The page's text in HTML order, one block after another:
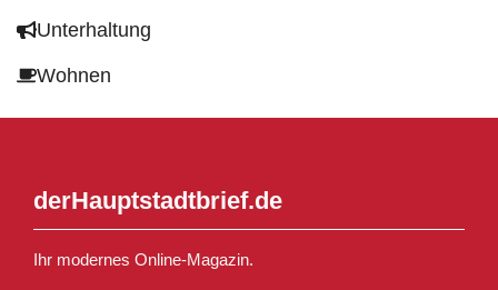
Unterhaltung
Wohnen
derHauptstadtbrief.de
Ihr modernes Online-Magazin.